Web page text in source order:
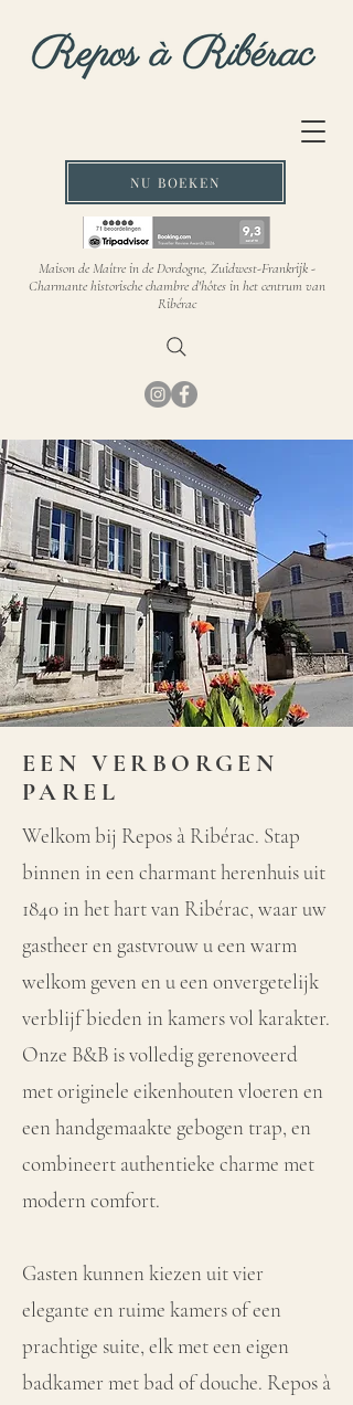
NU BOEKEN
Maison de Maître in de Dordogne, Zuidwest-Frankrijk -
Charmante historische chambre d'hôtes in het centrum van
Ribérac
EEN VERBORGEN
PAREL
Welkom bij Repos à Ribérac. Stap
binnen in een charmant herenhuis uit
1840 in het hart van Ribérac, waar uw
gastheer en gastvrouw u een warm
welkom geven en u een onvergetelijk
verblijf bieden in kamers vol karakter.
Onze B&B is volledig gerenoveerd
met originele eikenhouten vloeren en
een handgemaakte gebogen trap, en
combineert authentieke charme met
modern comfort.
Gasten kunnen kiezen uit vier
elegante en ruime kamers of een
prachtige suite, elk met een eigen
badkamer met bad of douche. Repos à